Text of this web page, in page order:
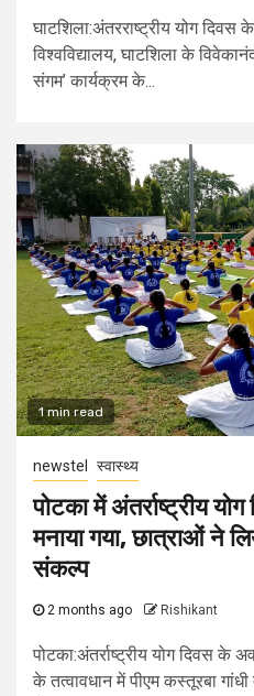
घाटशिला:अंतरराष्ट्रीय योग दिवस
विश्वविद्यालय, घाटशिला के
संगम’ कार्यक्रम के...
1 min read
newstel स्वास्थ्य
पोटका में अंतर्राष्ट्रीय
मनाया गया, छात्राओं ने
संकल्प
2 months ago Rishikant
पोटका:अंतर्राष्ट्रीय योग दिवस के
के तत्वावधान में पीएम कस्तूरबा गांधी